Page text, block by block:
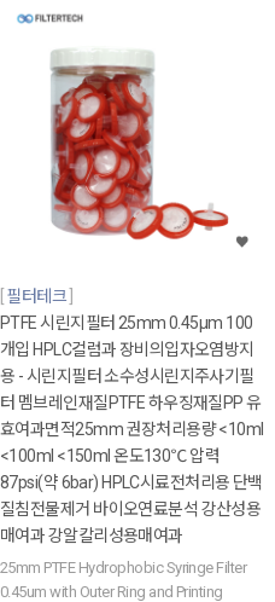
필터테크
PTFE 시린지필터 25mm 0.45μm 100
개입 HPLC컬럼과 장비의입자오염방지
용 - 시린지필터 소수성시린지주사기필
터 멤브레인재질PTFE 하우징재질PP 유
효여과면적25mm 권장처리용량 <10ml
<100ml <150ml 온도130℃ 압력
87psi(약 6bar) HPLC시료전처리용 단백
질침전물제거 바이오연료분석 강산성용
매여과 강알칼리성용매여과
25mm PTFE Hydrophobic Syringe Filter
0.45um with Outer Ring and Printing